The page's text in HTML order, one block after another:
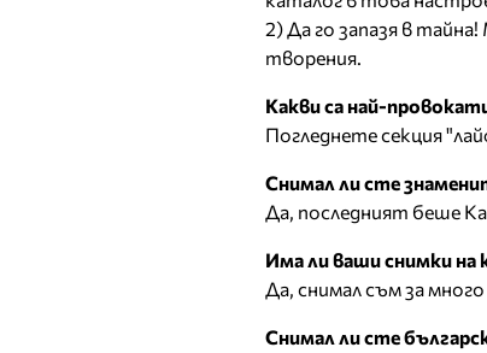
2) Да го запазя в
творения.
Какви са най-
Погледнете секция
Снимал ли сте
Да, последният беше
Има ли ваши снимки на
Да, снимал съм за
Снимал ли сте